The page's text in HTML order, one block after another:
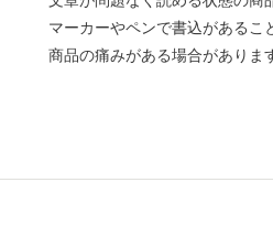
マーカーやペンで書込があること
商品の痛みがある場合があります